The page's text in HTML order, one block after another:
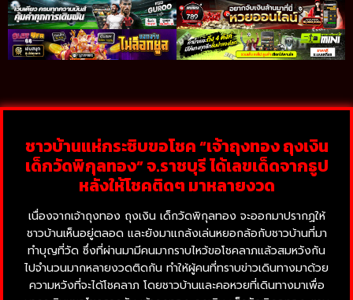
ชาวบ้านแห่กระซิบขอโชค “เจ้าถุงทอง ถุงเงิน
เด็กวัดพิกุลทอง” จ.ราชบุรี ได้เลขเด็ดจากธูป
หลังให้โชคติดๆ มาหลายงวด
เนื่องจากเจ้าถุงทอง ถุงเงิน เด็กวัดพิกุลทอง จะออกมาปรากฏให้
ชาวบ้านเห็นอยู่ตลอด และยังมาแกล้งเล่นหยอกล้อกับชาวบ้านที่มา
ทำบุญที่วัด ซึ่งที่ผ่านมามีคนมากราบไหว้ขอโชคลาภแล้วสมหวังกัน
ไปจำนวนมากหลายงวดติดกัน ทำให้ผู้คนที่ทราบข่าวเดินทางมาด้วย
ความหวังที่จะได้โชคลาภ โดยชาวบ้านและคอหวยที่เดินทางมาเพื่อ